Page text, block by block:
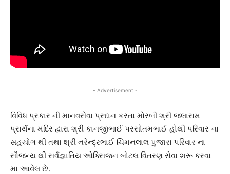
- Advertisement -
વિવિધ પ્રકાર ની માનવસેવા પ્રદાન કરતા મોરબી શ્રી જલારામ
પ્રાર્થના મંદિર દ્વારા શ્રી કાનજીભાઈ પરસોતમભાઈ હોથી પરિવાર ના
સહયોગ થી તથા શ્રી નરેન્દ્રભાઈ ચિમનલાલ પુજારા પરિવાર ના
સૌજન્ય થી સર્વજ્ઞાતિય ઓક્સિજન બોટલ વિતરણ સેવા શરૂ કરવા
મા આવેલ છે.